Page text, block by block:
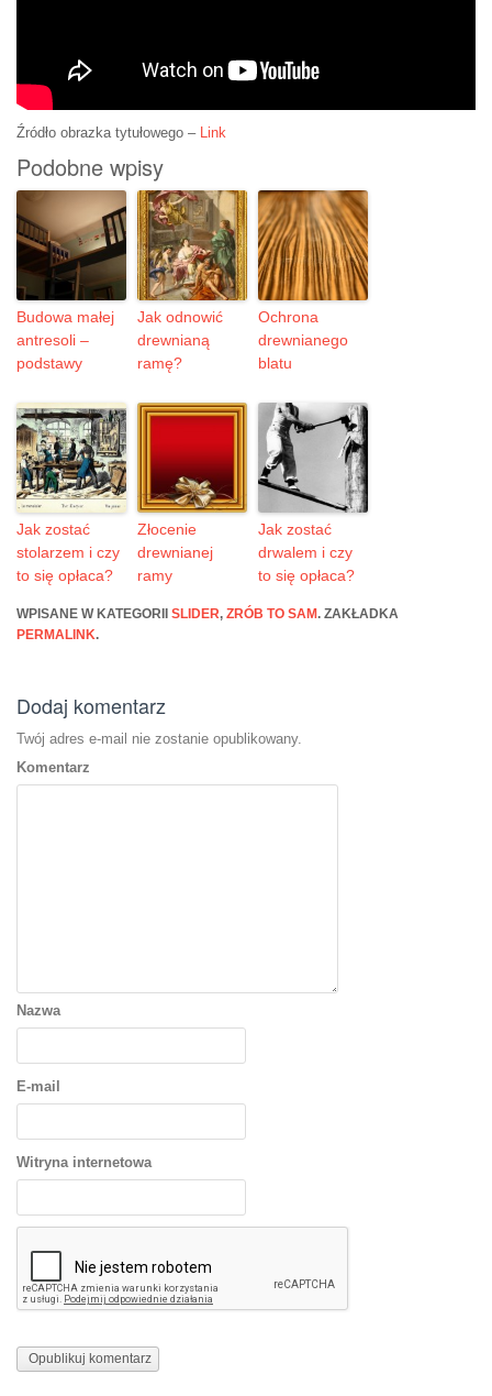
Źródło obrazka tytułowego – Link
Podobne wpisy
Budowa małej
antresoli –
podstawy
Jak odnowić
drewnianą
ramę?
Ochrona
drewnianego
blatu
Jak zostać
stolarzem i czy
to się opłaca?
Złocenie
drewnianej
ramy
Jak zostać
drwalem i czy
to się opłaca?
WPISANE W KATEGORII SLIDER, ZRÓB TO SAM. ZAKŁADKA
PERMALINK.
Dodaj komentarz
Twój adres e-mail nie zostanie opublikowany.
Komentarz
Nazwa
E-mail
Witryna internetowa